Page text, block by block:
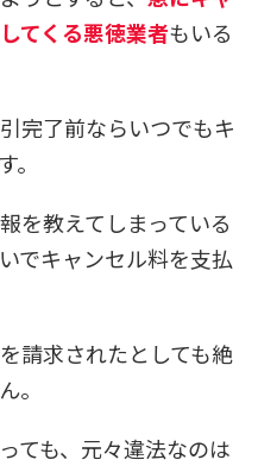
てくる悪徳業者もいる
完了前ならいつでもキ
を教えてしまっている
でキャンセル料を支払
請求されたとしても絶
。
ても、元々違法なのは